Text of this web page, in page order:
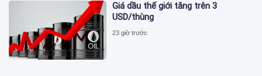
Giá dầu thế giới tăng trên 3
USD/thùng
23 giờ trước